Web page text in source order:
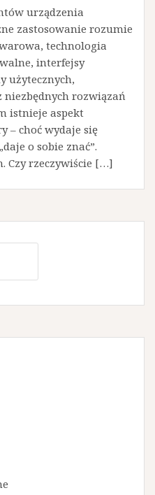
urządzenia
zastosowanie rozumie
technologia
interfejsy
użytecznych,
niezbędnych rozwiązań
istnieje aspekt
– choć wydaje się
o sobie znać”.
Czy rzeczywiście […]